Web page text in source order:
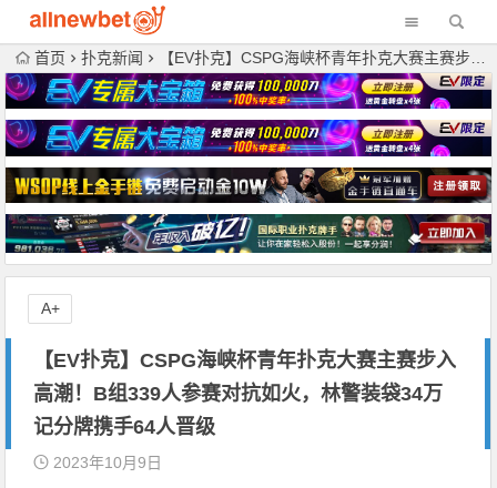
首页 扑克新闻 【EV扑克】CSPG海峡杯青年扑克大赛主赛步入高潮！B组339人参赛对抗如火，林警装袋34万记分牌携手64人晋级
【EV扑克】CSPG海峡杯青年扑克大赛主赛步入
高潮！B组339人参赛对抗如火，林警装袋34万
记分牌携手64人晋级
2023年10月9日
A+